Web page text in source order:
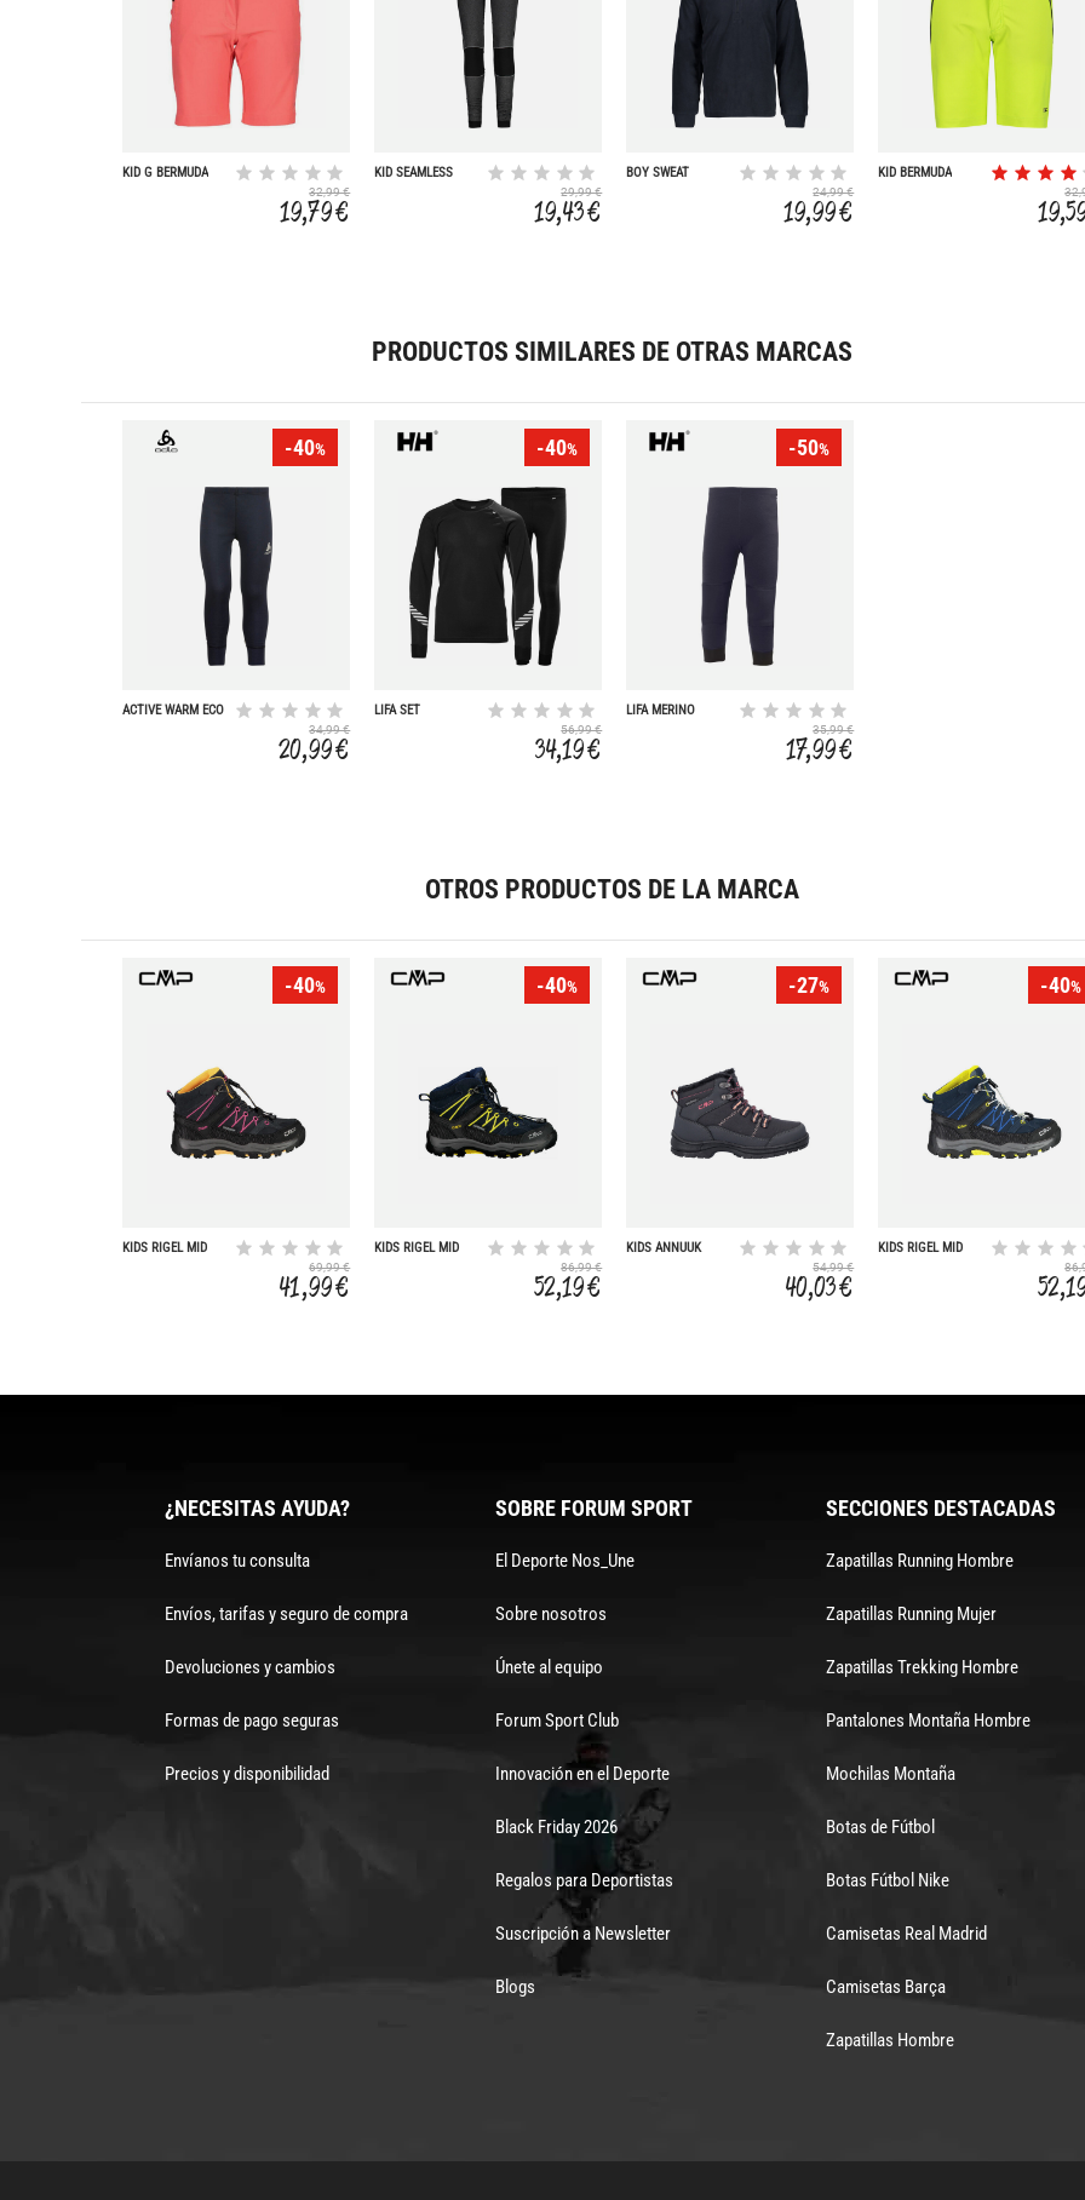
KID G BERMUDA
32,99 €
19,79 €
KID SEAMLESS
29,99 €
19,43 €
BOY SWEAT
24,99 €
19,99 €
KID BERMUDA
PRODUCTOS SIMILARES DE OTRAS MARCAS
-40%
ACTIVE WARM ECO
34,99 €
20,99 €
-40%
LIFA SET
56,99 €
34,19 €
-50%
LIFA MERINO
35,99 €
17,99 €
OTROS PRODUCTOS DE LA MARCA
-40%
KIDS RIGEL MID
69,99 €
41,99 €
-40%
KIDS RIGEL MID
86,99 €
52,19 €
-27%
KIDS ANNUUK
54,99 €
40,03 €
-40%
KIDS RIGEL MID
¿NECESITAS AYUDA?
Envíanos tu consulta
Envíos, tarifas y seguro de compra
Devoluciones y cambios
Formas de pago seguras
Precios y disponibilidad
SOBRE FORUM SPORT
El Deporte Nos_Une
Sobre nosotros
Únete al equipo
Forum Sport Club
Innovación en el Deporte
Black Friday 2026
Regalos para Deportistas
Suscripción a Newsletter
Blogs
SECCIONES DESTACADAS
Zapatillas Running Hombre
Zapatillas Running Mujer
Zapatillas Trekking Hombre
Pantalones Montaña Hombre
Mochilas Montaña
Botas de Fútbol
Botas Fútbol Nike
Camisetas Real Madrid
Camisetas Barça
Zapatillas Hombre